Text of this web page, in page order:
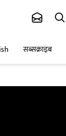
सब्सक्राइब